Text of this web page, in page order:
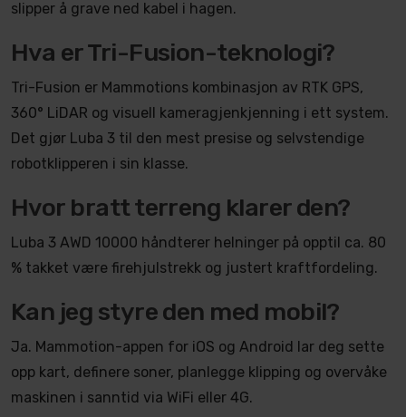
slipper å grave ned kabel i hagen.
Hva er Tri-Fusion-teknologi?
Tri-Fusion er Mammotions kombinasjon av RTK GPS,
360° LiDAR og visuell kameragjenkjenning i ett system.
Det gjør Luba 3 til den mest presise og selvstendige
robotklipperen i sin klasse.
Hvor bratt terreng klarer den?
Luba 3 AWD 10000 håndterer helninger på opptil ca. 80
% takket være firehjulstrekk og justert kraftfordeling.
Kan jeg styre den med mobil?
Ja. Mammotion-appen for iOS og Android lar deg sette
opp kart, definere soner, planlegge klipping og overvåke
maskinen i sanntid via WiFi eller 4G.